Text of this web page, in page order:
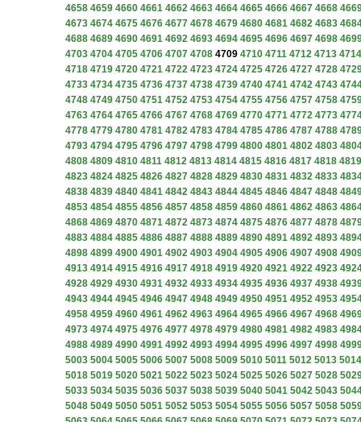
4658 4659 4660 4661 4662 4663 4664 4665 4666 4667 4668
4673 4674 4675 4676 4677 4678 4679 4680 4681 4682 4683
4688 4689 4690 4691 4692 4693 4694 4695 4696 4697 4698
4703 4704 4705 4706 4707 4708 4709 4710 4711 4712 4713 4714
4718 4719 4720 4721 4722 4723 4724 4725 4726 4727 4728
4733 4734 4735 4736 4737 4738 4739 4740 4741 4742 4743
4748 4749 4750 4751 4752 4753 4754 4755 4756 4757 4758
4763 4764 4765 4766 4767 4768 4769 4770 4771 4772 4773
4778 4779 4780 4781 4782 4783 4784 4785 4786 4787 4788
4793 4794 4795 4796 4797 4798 4799 4800 4801 4802 4803
4808 4809 4810 4811 4812 4813 4814 4815 4816 4817 4818 4819
4823 4824 4825 4826 4827 4828 4829 4830 4831 4832 4833
4838 4839 4840 4841 4842 4843 4844 4845 4846 4847 4848
4853 4854 4855 4856 4857 4858 4859 4860 4861 4862 4863
4868 4869 4870 4871 4872 4873 4874 4875 4876 4877 4878
4883 4884 4885 4886 4887 4888 4889 4890 4891 4892 4893
4898 4899 4900 4901 4902 4903 4904 4905 4906 4907 4908
4913 4914 4915 4916 4917 4918 4919 4920 4921 4922 4923
4928 4929 4930 4931 4932 4933 4934 4935 4936 4937 4938
4943 4944 4945 4946 4947 4948 4949 4950 4951 4952 4953
4958 4959 4960 4961 4962 4963 4964 4965 4966 4967 4968
4973 4974 4975 4976 4977 4978 4979 4980 4981 4982 4983
4988 4989 4990 4991 4992 4993 4994 4995 4996 4997 4998
5003 5004 5005 5006 5007 5008 5009 5010 5011 5012 5013 5014
5018 5019 5020 5021 5022 5023 5024 5025 5026 5027 5028
5033 5034 5035 5036 5037 5038 5039 5040 5041 5042 5043
5048 5049 5050 5051 5052 5053 5054 5055 5056 5057 5058